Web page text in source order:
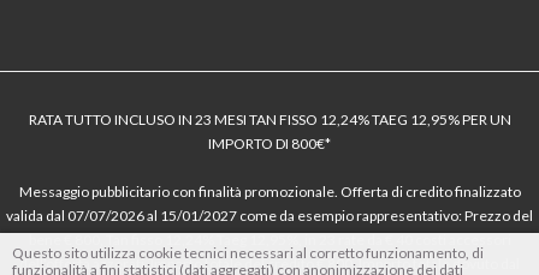
RATA TUTTO INCLUSO IN 23 MESI TAN FISSO 12,24% TAEG 12,95% PER UN
IMPORTO DI 800€*
Messaggio pubblicitario con finalità promozionale. Offerta di credito finalizzato
valida dal 07/07/2026 al 15/01/2027 come da esempio rappresentativo: Prezzo del
dell’offerta azzerati. Importo totale del credito € 800. Importo totale dovuto dal
Questo sito utilizza cookie tecnici necessari al corretto funzionamento, di
funzionalità a fini statistici (dati aggregati) con anonimizzazione dei dati